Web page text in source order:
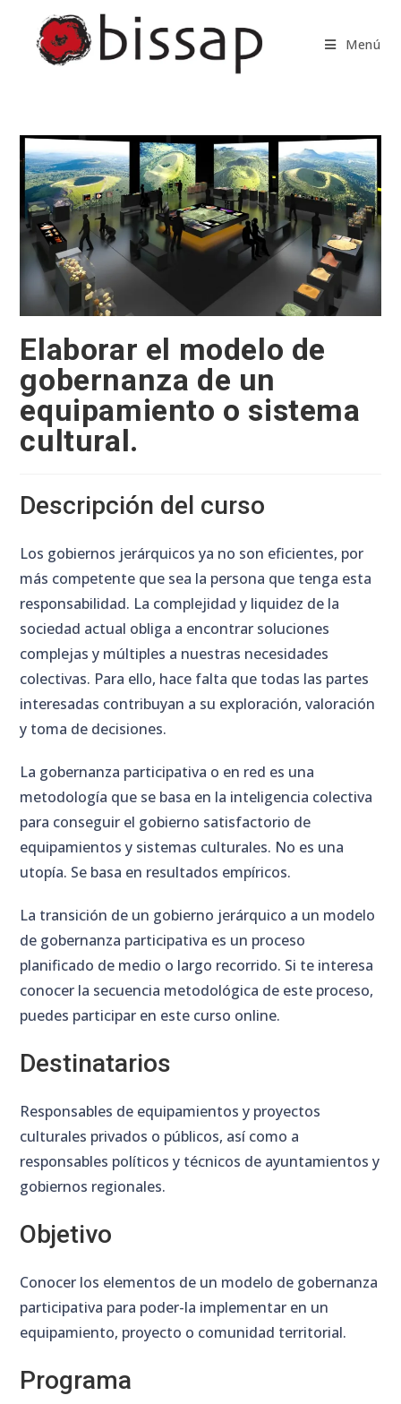
contenido
Menú
Elaborar el modelo de
gobernanza de un
equipamiento o sistema
cultural.
Descripción del curso
Los gobiernos jerárquicos ya no son eficientes, por
más competente que sea la persona que tenga esta
responsabilidad. La complejidad y liquidez de la
sociedad actual obliga a encontrar soluciones
complejas y múltiples a nuestras necesidades
colectivas. Para ello, hace falta que todas las partes
interesadas contribuyan a su exploración, valoración
y toma de decisiones.
La gobernanza participativa o en red es una
metodología que se basa en la inteligencia colectiva
para conseguir el gobierno satisfactorio de
equipamientos y sistemas culturales. No es una
utopía. Se basa en resultados empíricos.
La transición de un gobierno jerárquico a un modelo
de gobernanza participativa es un proceso
planificado de medio o largo recorrido. Si te interesa
conocer la secuencia metodológica de este proceso,
puedes participar en este curso online.
Destinatarios
Responsables de equipamientos y proyectos
culturales privados o públicos, así como a
responsables políticos y técnicos de ayuntamientos y
gobiernos regionales.
Objetivo
Conocer los elementos de un modelo de gobernanza
participativa para poder-la implementar en un
equipamiento, proyecto o comunidad territorial.
Programa